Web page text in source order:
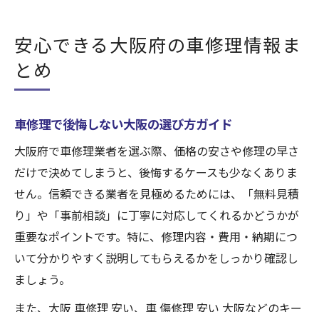
安心できる大阪府の車修理情報ま
とめ
車修理で後悔しない大阪の選び方ガイド
大阪府で車修理業者を選ぶ際、価格の安さや修理の早さ
だけで決めてしまうと、後悔するケースも少なくありま
せん。信頼できる業者を見極めるためには、「無料見積
り」や「事前相談」に丁寧に対応してくれるかどうかが
重要なポイントです。特に、修理内容・費用・納期につ
いて分かりやすく説明してもらえるかをしっかり確認し
ましょう。
また、大阪 車修理 安い、車 傷修理 安い 大阪などのキー